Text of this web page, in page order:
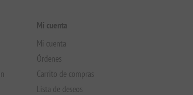
Mi cuenta
Mi cuenta
Órdenes
Carrito de compras
Lista de deseos